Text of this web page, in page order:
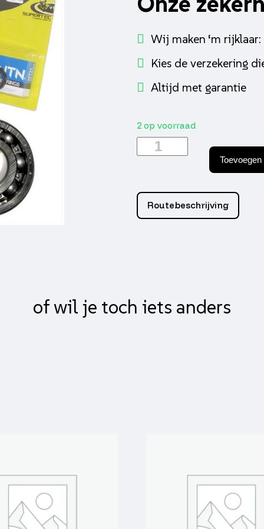
Wij maken ‘m
Kies de verzekering
Altijd met garantie
2 op voorraad
Lager/keerringset
peugeot
aantal
Routebeschrijving
of wil je toch iets anders